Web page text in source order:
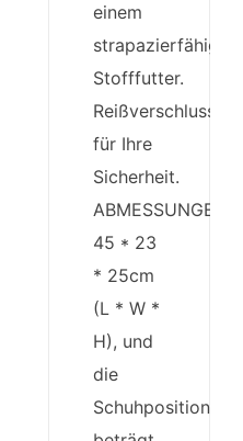
einem
strapazierfähigen
Stofffutter.
Reißverschluss
für Ihre
Sicherheit.
ABMESSUNGEN:
45 * 23
* 25cm
(L * W *
H), und
die
Schuhposition